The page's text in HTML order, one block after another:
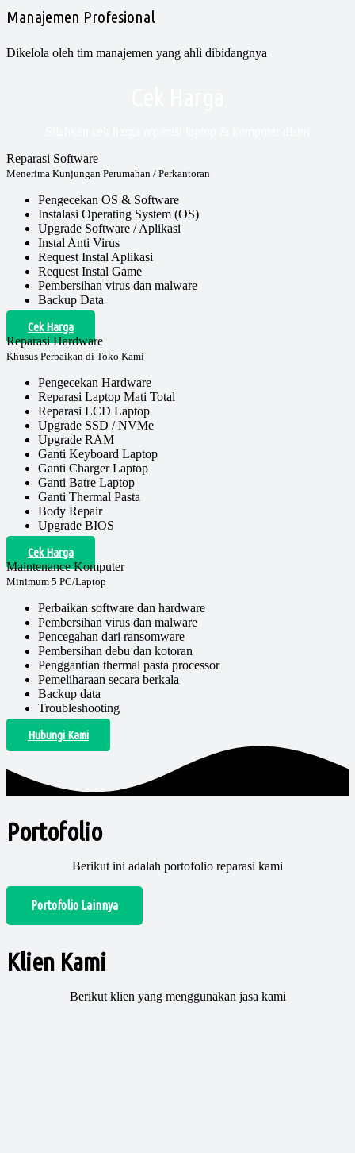
Manajemen Profesional
Dikelola oleh tim manajemen yang ahli dibidangnya
Reparasi Software
Menerima Kunjungan Perumahan / Perkantoran
Pengecekan OS & Software
Instalasi Operating System (OS)
Upgrade Software / Aplikasi
Instal Anti Virus
Request Instal Aplikasi
Request Instal Game
Pembersihan virus dan malware
Backup Data
Cek Harga
Reparasi Hardware
Khusus Perbaikan di Toko Kami
Pengecekan Hardware
Reparasi Laptop Mati Total
Reparasi LCD Laptop
Upgrade SSD / NVMe
Upgrade RAM
Ganti Keyboard Laptop
Ganti Charger Laptop
Ganti Batre Laptop
Ganti Thermal Pasta
Body Repair
Upgrade BIOS
Cek Harga
Maintenance Komputer
Minimum 5 PC/Laptop
Perbaikan software dan hardware
Pembersihan virus dan malware
Pencegahan dari ransomware
Pembersihan debu dan kotoran
Penggantian thermal pasta processor
Pemeliharaan secara berkala
Backup data
Troubleshooting
Hubungi Kami
Portofolio
Berikut ini adalah portofolio reparasi kami
Portofolio Lainnya
Klien Kami
Berikut klien yang menggunakan jasa kami